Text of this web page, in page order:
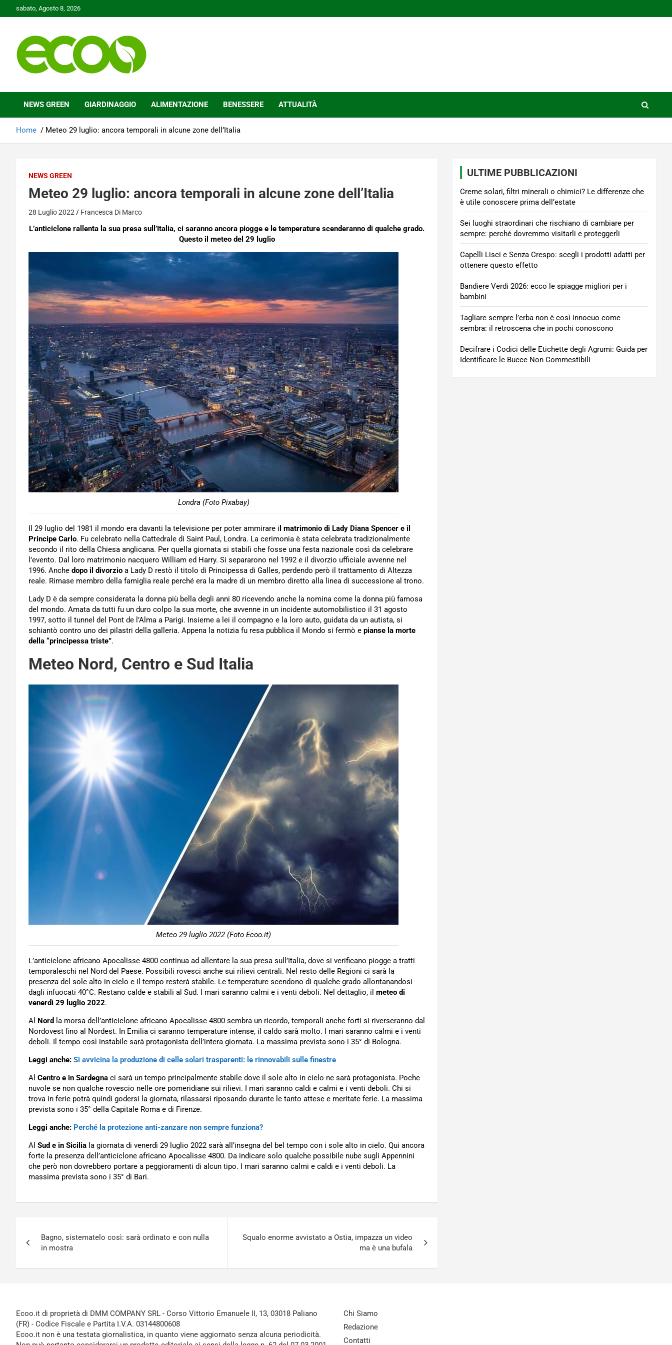
to
sabato, Agosto 8, 2026
Ecoo.it
NEWS GREEN GIARDINAGGIO ALIMENTAZIONE BENESSERE ATTUALITÀ
Home Meteo 29 luglio: ancora temporali in alcune zone dell’Italia
NEWS GREEN
Meteo 29 luglio: ancora temporali in alcune zone dell’Italia
28 Luglio 2022 Francesca Di Marco
L’anticiclone rallenta la sua presa sull’Italia, ci saranno ancora piogge e le temperature scenderanno di qualche grado.
Questo il meteo del 29 luglio
Londra (Foto Pixabay)
Il 29 luglio del 1981 il mondo era davanti la televisione per poter ammirare i l matrimonio di Lady Diana Spencer e il
Principe Carlo. Fu celebrato nella Cattedrale di Saint Paul, Londra. La cerimonia è stata celebrata tradizionalmente
secondo il rito della Chiesa anglicana. Per quella giornata si stabilì che fosse una festa nazionale così da celebrare
l’evento. Dal loro matrimonio nacquero William ed Harry. Si separarono nel 1992 e il divorzio ufficiale avvenne nel
1996. Anche dopo il divorzio a Lady D restò il titolo di Principessa di Galles, perdendo però il trattamento di Altezza
reale. Rimase membro della famiglia reale perché era la madre di un membro diretto alla linea di successione al trono.
Lady D è da sempre considerata la donna più bella degli anni 80 ricevendo anche la nomina come la donna più famosa
del mondo. Amata da tutti fu un duro colpo la sua morte, che avvenne in un incidente automobilistico il 31 agosto
1997, sotto il tunnel del Pont de l’Alma a Parigi. Insieme a lei il compagno e la loro auto, guidata da un autista, si
schiantò contro uno dei pilastri della galleria. Appena la notizia fu resa pubblica il Mondo si fermò e pianse la morte
della “principessa triste”.
Meteo Nord, Centro e Sud Italia
Meteo 29 luglio 2022 (Foto Ecoo.it)
L’anticiclone africano Apocalisse 4800 continua ad allentare la sua presa sull’Italia, dove si verificano piogge a tratti
temporaleschi nel Nord del Paese. Possibili rovesci anche sui rilievi centrali. Nel resto delle Regioni ci sarà la
presenza del sole alto in cielo e il tempo resterà stabile. Le temperature scendono di qualche grado allontanandosi
dagli infuocati 40°C. Restano calde e stabili al Sud. I mari saranno calmi e i venti deboli. Nel dettaglio, il meteo di
venerdì 29 luglio 2022.
Al Nord la morsa dell’anticiclone africano Apocalisse 4800 sembra un ricordo, temporali anche forti si riverseranno dal
Nordovest fino al Nordest. In Emilia ci saranno temperature intense, il caldo sarà molto. I mari saranno calmi e i venti
deboli. Il tempo così instabile sarà protagonista dell’intera giornata. La massima prevista sono i 35° di Bologna.
Leggi anche: Si avvicina la produzione di celle solari trasparenti: le rinnovabili sulle finestre
Al Centro e in Sardegna ci sarà un tempo principalmente stabile dove il sole alto in cielo ne sarà protagonista. Poche
nuvole se non qualche rovescio nelle ore pomeridiane sui rilievi. I mari saranno caldi e calmi e i venti deboli. Chi si
trova in ferie potrà quindi godersi la giornata, rilassarsi riposando durante le tanto attese e meritate ferie. La massima
prevista sono i 35° della Capitale Roma e di Firenze.
Leggi anche: Perché la protezione anti-zanzare non sempre funziona?
Al Sud e in Sicilia la giornata di venerdì 29 luglio 2022 sarà all’insegna del bel tempo con i sole alto in cielo. Qui ancora
forte la presenza dell’anticiclone africano Apocalisse 4800. Da indicare solo qualche possibile nube sugli Appennini
che però non dovrebbero portare a peggioramenti di alcun tipo. I mari saranno calmi e caldi e i venti deboli. La
massima prevista sono i 35° di Bari.
articoli
Bagno, sistematelo così: sarà ordinato e con nulla
in mostra
Squalo enorme avvistato a Ostia, impazza un video
ma è una bufala
ULTIME PUBBLICAZIONI
Creme solari, filtri minerali o chimici? Le differenze che
è utile conoscere prima dell’estate
Sei luoghi straordinari che rischiano di cambiare per
sempre: perché dovremmo visitarli e proteggerli
Capelli Lisci e Senza Crespo: scegli i prodotti adatti per
ottenere questo effetto
Bandiere Verdi 2026: ecco le spiagge migliori per i
bambini
Tagliare sempre l’erba non è così innocuo come
sembra: il retroscena che in pochi conoscono
Decifrare i Codici delle Etichette degli Agrumi: Guida per
Identificare le Bucce Non Commestibili
Ecoo.it di proprietà di DMM COMPANY SRL - Corso Vittorio Emanuele II, 13, 03018 Paliano
(FR) - Codice Fiscale e Partita I.V.A. 03144800608
Ecoo.it non è una testata giornalistica, in quanto viene aggiornato senza alcuna periodicità.
Chi Siamo
Redazione
Contatti